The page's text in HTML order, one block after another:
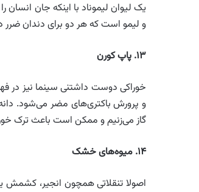
یک لیوان لیموناد با اینکه جان
و لیمو است که هر دو برای دندان ضرر
۱۳. پاپ کورن
خوراکی دوست داشتنی سینما نیز در
و پرورش باکتری‌های مضر می‌شود.
گاز می‌زنیم و ممکن است باعث ترک
۱۴. میوه‌های خشک
اصولا تنقلاتی همچون انجیر،